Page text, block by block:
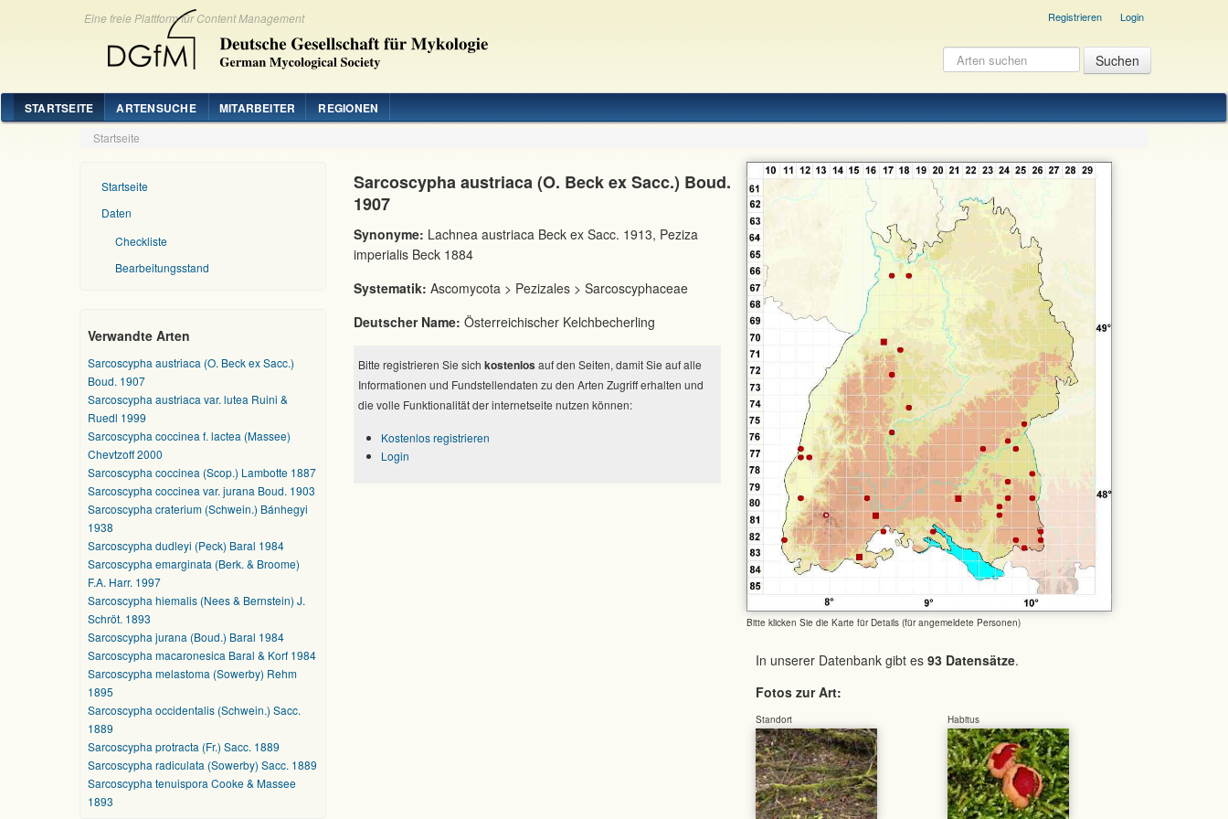
Eine freie Plattform für Content Management Registrieren Login
STARTSEITE ARTENSUCHE MITARBEITER REGIONEN
Startseite
Startseite
Daten
Checkliste
Bearbeitungsstand
Verwandte Arten
Sarcoscypha austriaca (O. Beck ex Sacc.)
Boud. 1907
Sarcoscypha austriaca var. lutea Ruini &
Ruedl 1999
Sarcoscypha coccinea f. lactea (Massee)
Chevtzoff 2000
Sarcoscypha coccinea (Scop.) Lambotte 1887
Sarcoscypha coccinea var. jurana Boud. 1903
Sarcoscypha craterium (Schwein.) Bánhegyi
1938
Sarcoscypha dudleyi (Peck) Baral 1984
Sarcoscypha emarginata (Berk. & Broome)
F.A. Harr. 1997
Sarcoscypha hiemalis (Nees & Bernstein) J.
Schröt. 1893
Sarcoscypha jurana (Boud.) Baral 1984
Sarcoscypha macaronesica Baral & Korf 1984
Sarcoscypha melastoma (Sowerby) Rehm
1895
Sarcoscypha occidentalis (Schwein.) Sacc.
1889
Sarcoscypha protracta (Fr.) Sacc. 1889
Sarcoscypha radiculata (Sowerby) Sacc. 1889
Sarcoscypha tenuispora Cooke & Massee
1893
Bitte klicken Sie die Karte für Details (für angemeldete Personen)
In unserer Datenbank gibt es 93 Datensätze.
Fotos zur Art:
Standort Habitus
Sarcoscypha austriaca (O. Beck ex Sacc.) Boud.
1907
Synonyme: Lachnea austriaca Beck ex Sacc. 1913, Peziza
imperialis Beck 1884
Systematik: Ascomycota > Pezizales > Sarcoscyphaceae
Deutscher Name: Österreichischer Kelchbecherling
Bitte registrieren Sie sich kostenlos auf den Seiten, damit Sie auf alle
Informationen und Fundstellendaten zu den Arten Zugriff erhalten und
die volle Funktionalität der internetseite nutzen können:
Kostenlos registrieren
Login